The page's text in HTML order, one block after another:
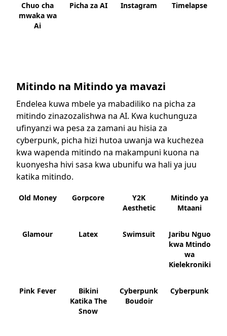
Chuo cha
mwaka wa
Ai
Picha za AI Instagram Timelapse
Mitindo na Mitindo ya mavazi
Endelea kuwa mbele ya mabadiliko na picha za
mitindo zinazozalishwa na AI. Kwa kuchunguza
ufinyanzi wa pesa za zamani au hisia za
cyberpunk, picha hizi hutoa uwanja wa kuchezea
kwa wapenda mitindo na makampuni kuona na
kuonyesha hivi sasa kwa ubunifu wa hali ya juu
katika mitindo.
Old Money Gorpcore
Y2K
Aesthetic
Mitindo ya
Mtaani
Glamour Latex Swimsuit
Jaribu Nguo
kwa Mtindo
wa
Kielekroniki
Pink Fever
Bikini
Katika The
Snow
Cyberpunk
Boudoir
Cyberpunk